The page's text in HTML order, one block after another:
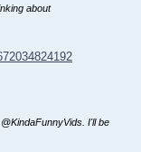
about
I'll be